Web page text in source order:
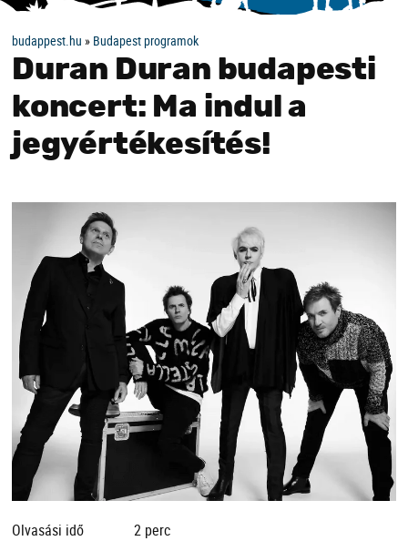
budappest.hu » Budapest programok
Duran Duran budapesti
koncert: Ma indul a
jegyértékesítés!
Olvasási idő
2 perc